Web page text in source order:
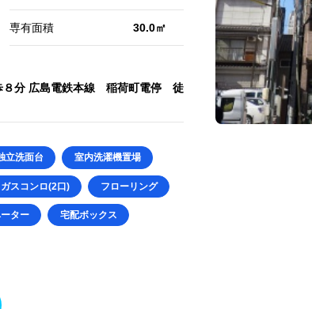
専有面積 30.0㎡
８分 広島電鉄本線 稲荷町電停 徒
立洗面台 室内洗濯機置場
ガスコンロ(2口) フローリング
ター 宅配ボックス